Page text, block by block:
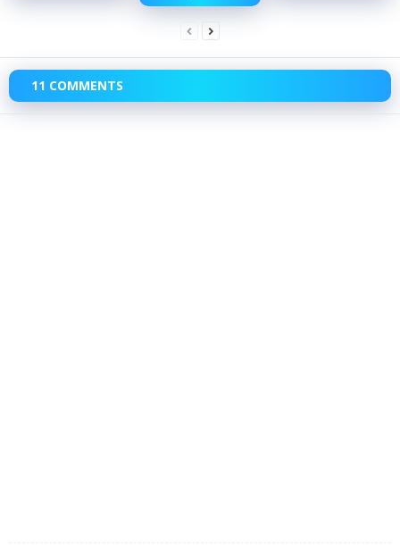
11 COMMENTS